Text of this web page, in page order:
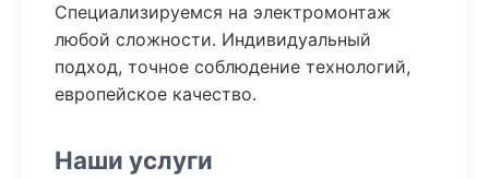
Специализируемся на электромонтаж
любой сложности. Индивидуальный
подход, точное соблюдение технологий,
европейское качество.
Наши услуги